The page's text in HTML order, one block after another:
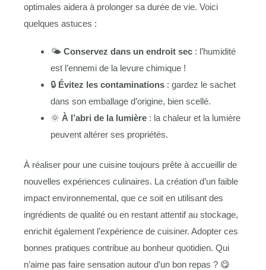
optimales aidera à prolonger sa durée de vie. Voici
quelques astuces :
🌤️ Conservez dans un endroit sec : l’humidité
est l’ennemi de la levure chimique !
🔒 Évitez les contaminations : gardez le sachet
dans son emballage d’origine, bien scellé.
🌞 À l’abri de la lumière : la chaleur et la lumière
peuvent altérer ses propriétés.
À réaliser pour une cuisine toujours prête à accueillir de
nouvelles expériences culinaires. La création d’un faible
impact environnemental, que ce soit en utilisant des
ingrédients de qualité ou en restant attentif au stockage,
enrichit également l’expérience de cuisiner. Adopter ces
bonnes pratiques contribue au bonheur quotidien. Qui
n’aime pas faire sensation autour d’un bon repas ? 😋